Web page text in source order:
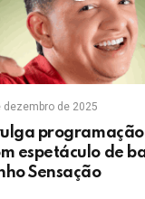
dezembro de 2025
espetáculo de
Sensação